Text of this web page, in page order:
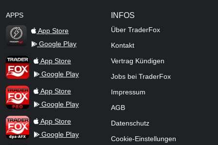
APPS
TraderFox Flash
App Store
Google Play
TraderFox AppApp Store
Google Play
TraderFox ProApp Store
Google Play
TraderFox dpa-AFX ProFeed
App Store
Google Play
INFOS
Über TraderFox
Kontakt
Vertrag Kündigen
Jobs bei TraderFox
Impressum
AGB
Datenschutz
Cookie-Einstellungen